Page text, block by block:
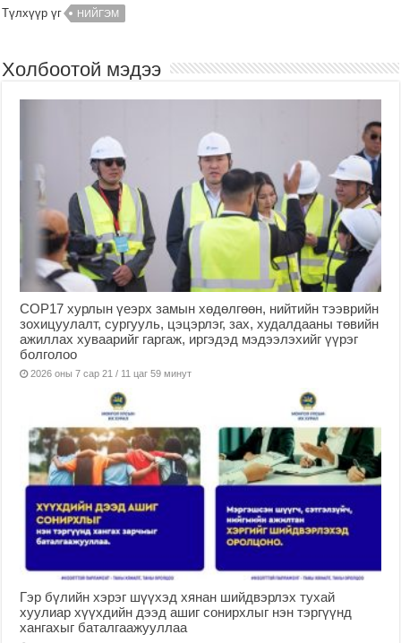
Түлхүүр үг НИЙГЭМ
Холбоотой мэдээ
COP17 хурлын үеэрх замын хөдөлгөөн, нийтийн тээврийн
зохицуулалт, сургууль, цэцэрлэг, зах, худалдааны төвийн
ажиллах хуваарийг гаргаж, иргэдэд мэдээлэхийг үүрэг
болголоо
2026 оны 7 сар 21 / 11 цаг 59 минут
Гэр бүлийн хэрэг шүүхэд хянан шийдвэрлэх тухай
хуулиар хүүхдийн дээд ашиг сонирхлыг нэн тэргүүнд
хангахыг баталгаажууллаа